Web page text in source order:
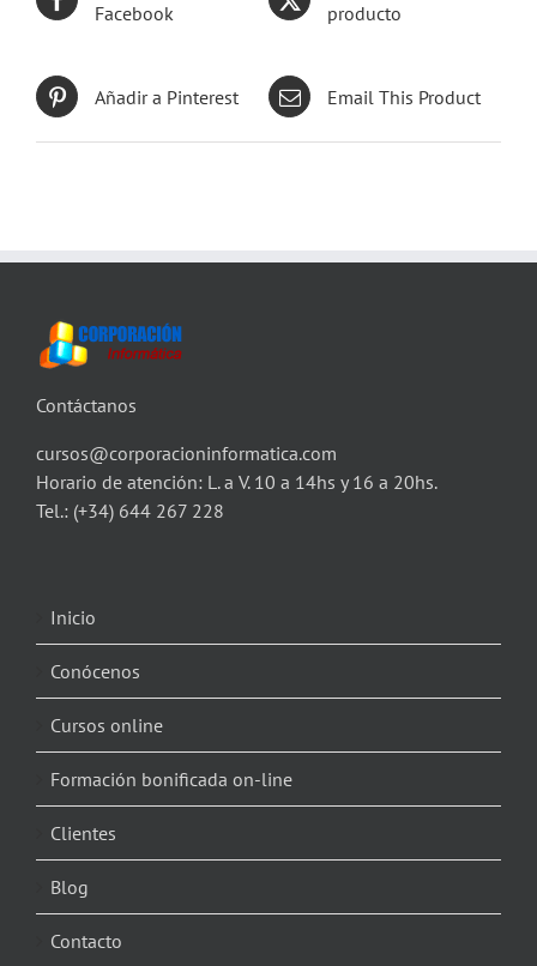
Facebook
producto
Añadir a Pinterest Email This Product
Contáctanos
cursos@corporacioninformatica.com
Horario de atención: L. a V. 10 a 14hs y 16 a 20hs.
Tel.: (+34) 644 267 228
Inicio
Conócenos
Cursos online
Formación bonificada on-line
Clientes
Blog
Contacto